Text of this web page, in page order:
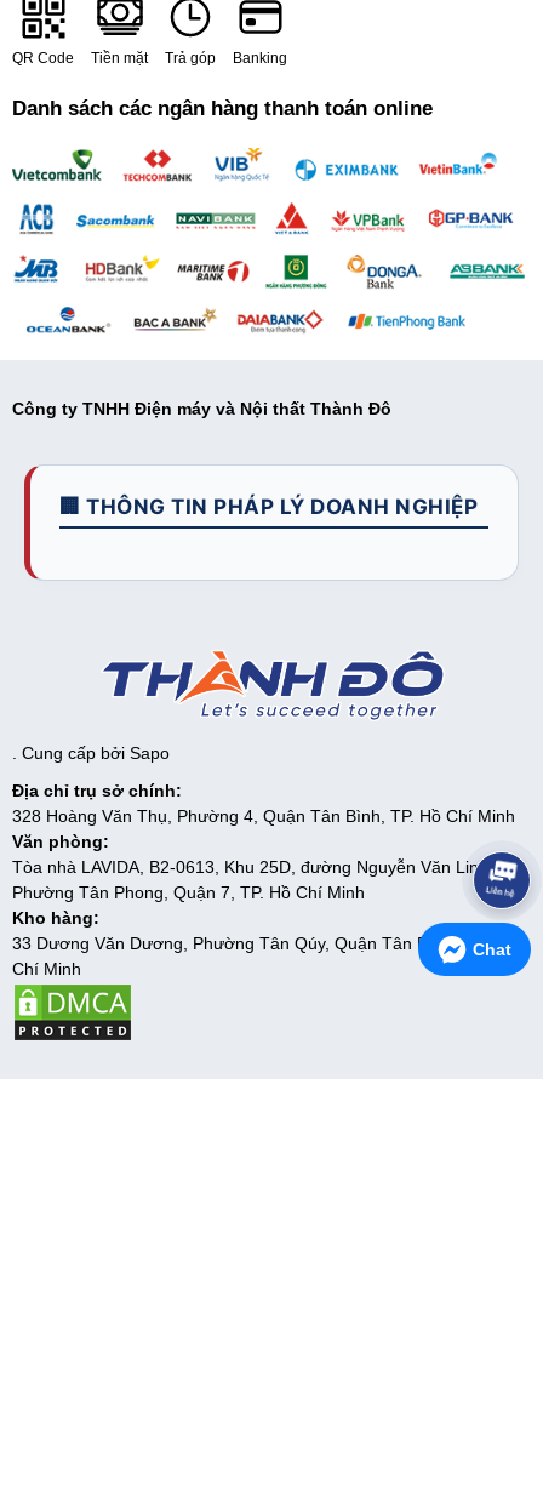
QR Code Tiền mặt Trả góp Banking
Danh sách các ngân hàng thanh toán online
Công ty TNHH Điện máy và Nội thất Thành Đô
🏢 THÔNG TIN PHÁP LÝ DOANH NGHIỆP
. Cung cấp bởi Sapo
Địa chỉ trụ sở chính:
328 Hoàng Văn Thụ, Phường 4, Quận Tân Bình, TP. Hồ Chí Minh
Văn phòng:
Tòa nhà LAVIDA, B2-0613, Khu 25D, đường Nguyễn Văn Linh,
Phường Tân Phong, Quận 7, TP. Hồ Chí Minh
Kho hàng:
33 Dương Văn Dương, Phường Tân Qúy, Quận Tân Phú, TP. Hồ
Chí Minh
Chat